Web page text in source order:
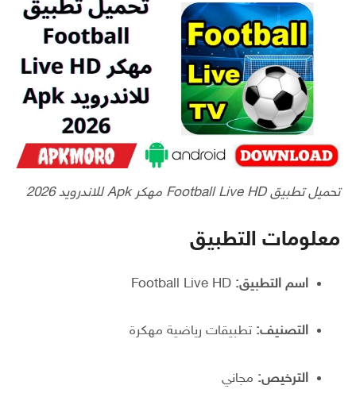
تحميل تطبيق Football Live HD مهكر Apk للاندرويد 2026
معلومات التطبيق
اسم التطبيق:
التصنيف: تطبيقات رياضية مهكرة
الترخيص: مجاني